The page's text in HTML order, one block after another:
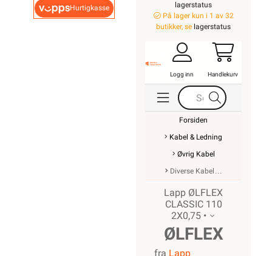
Hurtigkasse
lagerstatus
På lager kun i 1 av 32
butikker, se lagerstatus
Logg inn Handlekurv
Forsiden
Kabel & Ledning
Øvrig Kabel
Diverse Kabel
Lapp ØLFLEX
CLASSIC 110
2X0,75 •
ØLFLEX
fra Lapp